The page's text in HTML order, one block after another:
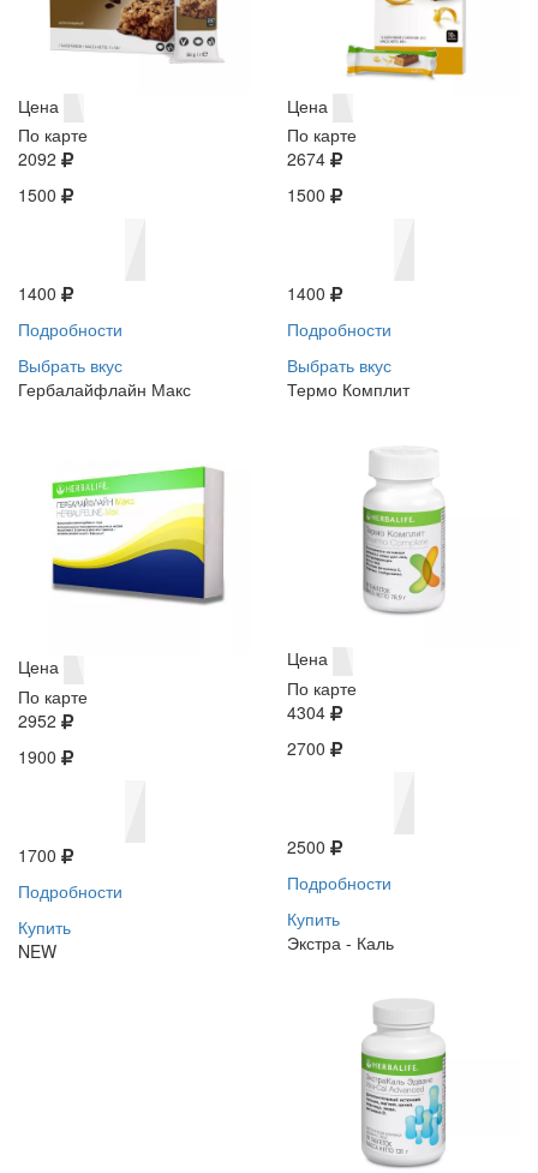
Цена
По карте
2092
1500
1400
Подробности
Выбрать вкус
Цена
По карте
2674
1500
1400
Подробности
Выбрать вкус
Гербалайфлайн Макс
Цена
По карте
2952
1900
1700
Подробности
Купить
NEW
Термо Комплит
Цена
По карте
4304
2700
2500
Подробности
Купить
Экстра - Каль